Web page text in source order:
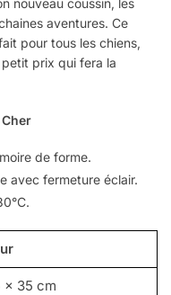
nouveau coussin, les
aventures. Ce
pour tous les chiens,
prix qui fera la
de forme.
avec fermeture éclair.
x 35 cm